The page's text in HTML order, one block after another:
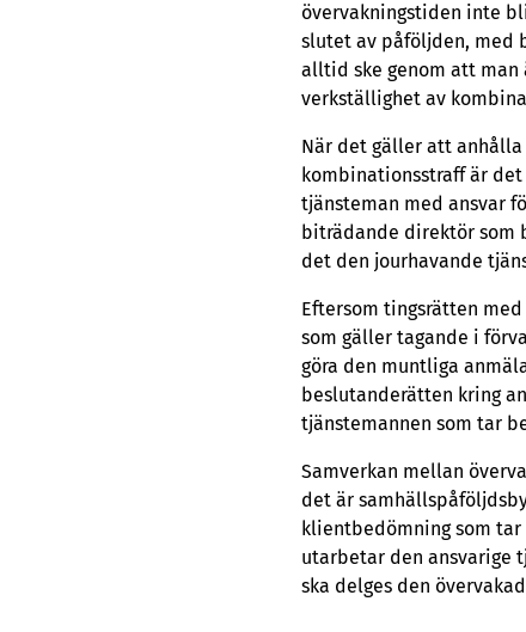
övervakningstiden inte
slutet av påföljden, med
alltid ske genom att man
verkställighet av
När det gäller att
kombinationsstraff är
tjänsteman med ansvar
biträdande direktör som
det den jourhavande
Eftersom tingsrätten
som gäller tagande i
göra den muntliga
beslutanderätten kring
tjänstemannen som tar
Samverkan mellan
det är
klientbedömning som
utarbetar den ansvarige
ska delges den